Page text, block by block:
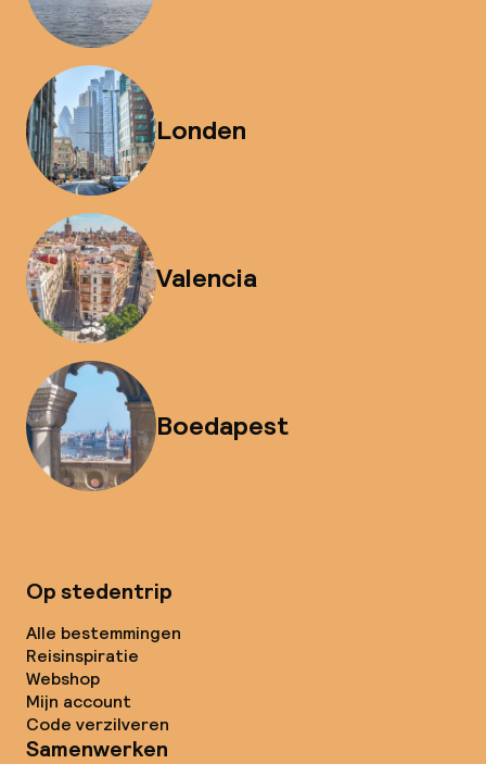
Londen
Valencia
Boedapest
Op stedentrip
Alle bestemmingen
Reisinspiratie
Webshop
Mijn account
Code verzilveren
Samenwerken